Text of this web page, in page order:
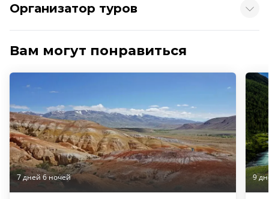
Организатор туров
Вам могут понравиться
7 дней 6 ночей 9